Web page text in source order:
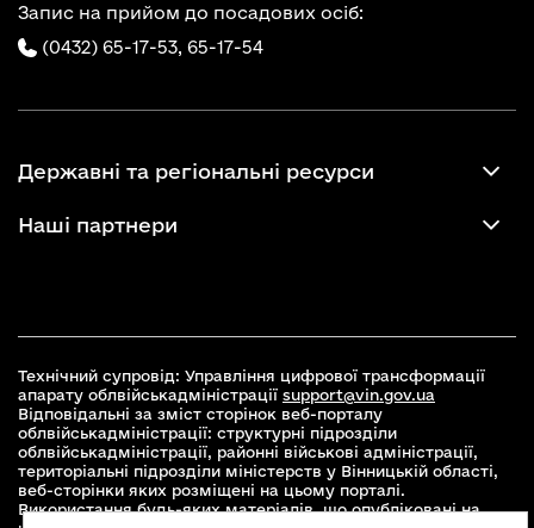
Запис на прийом до посадових осіб:
(0432) 65-17-53, 65-17-54
Державні та регіональні ресурси
Наші партнери
Технічний супровід: Управління цифрової трансформації
апарату облвійськадміністрації support@vin.gov.ua
Відповідальні за зміст сторінок веб-порталу
облвійськадміністрації: структурні підрозділи
облвійськадміністрації, районні військові адміністрації,
територіальні підрозділи міністерств у Вінницькій області,
веб-сторінки яких розміщені на цьому порталі.
Використання будь-яких матеріалів, що опубліковані на